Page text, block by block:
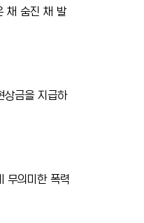
채 숨진 채 발
상금을 지급하
무의미한 폭력